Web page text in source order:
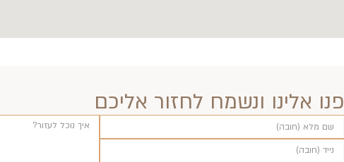
פנו אלינו ונשמח לחזור אליכם